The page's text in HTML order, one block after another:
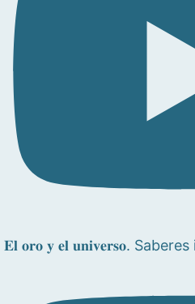
𝐄𝐥 𝐨𝐫𝐨 𝐲 𝐞𝐥 𝐮𝐧𝐢𝐯𝐞𝐫𝐬𝐨.